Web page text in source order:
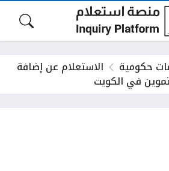
حكومية الاستعلام عن إضافة
في الكويت